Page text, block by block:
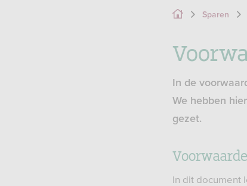
Sparen
In de
We hebben
gezet.
In dit document